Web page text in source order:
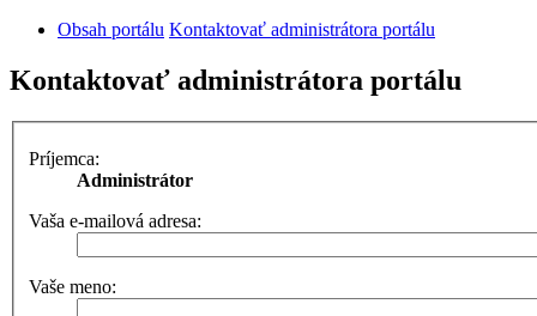
Obsah portálu Kontaktovať administrátora portálu
Kontaktovať administrátora portálu
Príjemca:
Administrátor
Vaša e-mailová adresa:
Vaše meno: